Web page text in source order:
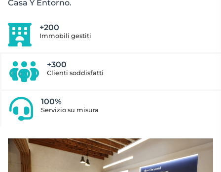
Casa Y Entorno.
+200
Immobili gestiti
+300
Clienti soddisfatti
100%
Servizio su misura